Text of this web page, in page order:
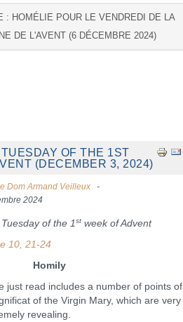
: HOMÉLIE POUR LE VENDREDI DE LA
DE L'AVENT (6 DÉCEMBRE 2024)
OF THE 1ST
(DECEMBER 3, 2024)
Dom Armand Veilleux
2024
of the 1st week of Advent
10, 21-24
Homily
just read includes a number of points of
of the Virgin Mary, which are very
revealing.